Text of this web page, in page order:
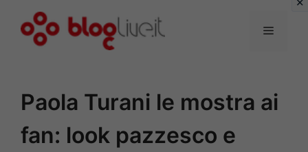
Menu
Paola Turani le mostra ai
fan: look pazzesco e